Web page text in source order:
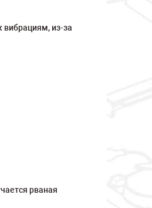
вибрациям, из-за
рваная